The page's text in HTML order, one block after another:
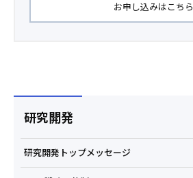
お申し込みはこちら
研究開発
研究開発トップメッセージ